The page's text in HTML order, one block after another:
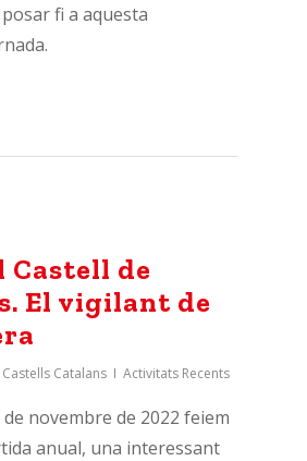
fi a aquesta
Castell de
El vigilant de
Catalans Activitats Recents
de novembre de 2022 feiem
anual, una interessant